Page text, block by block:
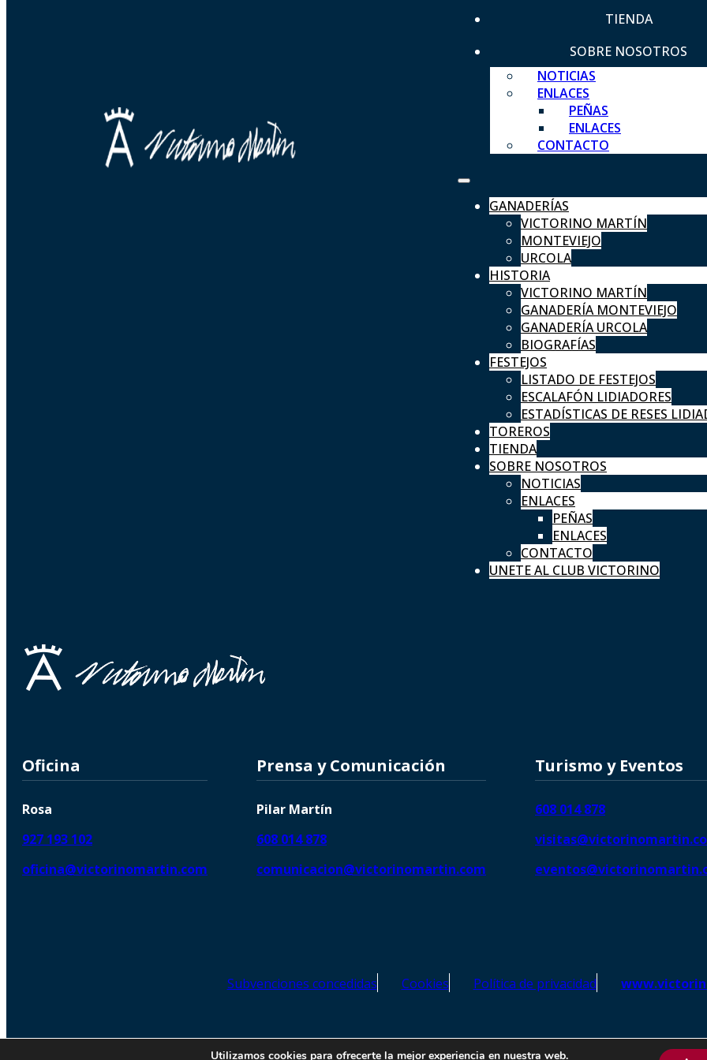
TIENDA
SOBRE NOSOTROS
NOTICIAS
ENLACES
PEÑAS
ENLACES
CONTACTO
GANADERÍAS
VICTORINO MARTÍN
MONTEVIEJO
URCOLA
HISTORIA
VICTORINO MARTÍN
GANADERÍA MONTEVIEJO
GANADERÍA URCOLA
BIOGRAFÍAS
FESTEJOS
LISTADO DE FESTEJOS
ESCALAFÓN LIDIADORES
ESTADÍSTICAS DE RESES
TOREROS
TIENDA
SOBRE NOSOTROS
NOTICIAS
ENLACES
PEÑAS
ENLACES
CONTACTO
UNETE AL CLUB VICTORINO
Oficina
Rosa
927 193 102
oficina@victorinomartin.com
Prensa y Comunicación
Pilar Martín
608 014 878
comunicacion@victorinomartin.com
Turismo y Eventos
608 014 878
Subvenciones concedidas Cookies Política de privacidad
© 2026 Copyright © | Victorino Martín – Todos los derechos reservados | SEO de Agencia
Utilizamos cookies para ofrecerte la mejor experiencia en nuestra web.